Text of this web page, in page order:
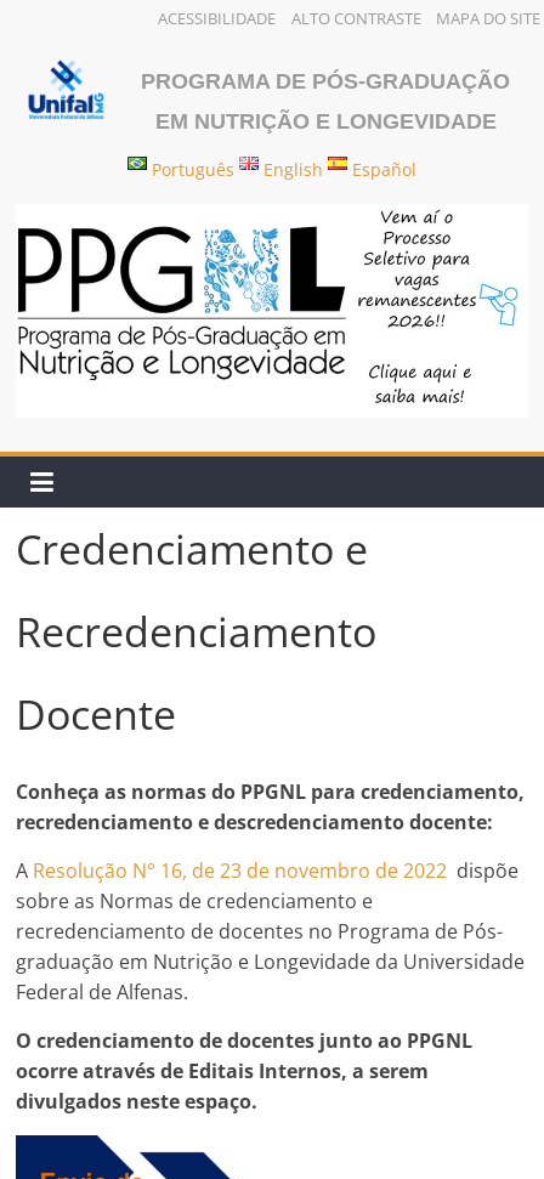
ACESSIBILIDADE ALTO CONTRASTE MAPA DO SITE
PROGRAMA DE PÓS-GRADUAÇÃO
EM NUTRIÇÃO E LONGEVIDADE
Português English Español
Credenciamento e
Recredenciamento
Docente
Conheça as normas do PPGNL para credenciamento,
recredenciamento e descredenciamento docente:
A Resolução N° 16, de 23 de novembro de 2022 dispõe
sobre as Normas de credenciamento e
recredenciamento de docentes no Programa de Pós-
graduação em Nutrição e Longevidade da Universidade
Federal de Alfenas.
O credenciamento de docentes junto ao PPGNL
ocorre através de Editais Internos, a serem
divulgados neste espaço.